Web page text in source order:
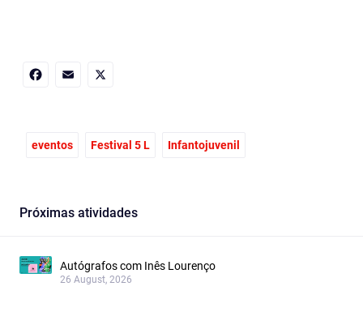
eventos Festival 5 L Infantojuvenil
Próximas atividades
Autógrafos com Inês Lourenço
26 August, 2026